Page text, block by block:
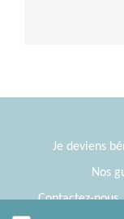
Je deviens
Nos
Contactez-nous